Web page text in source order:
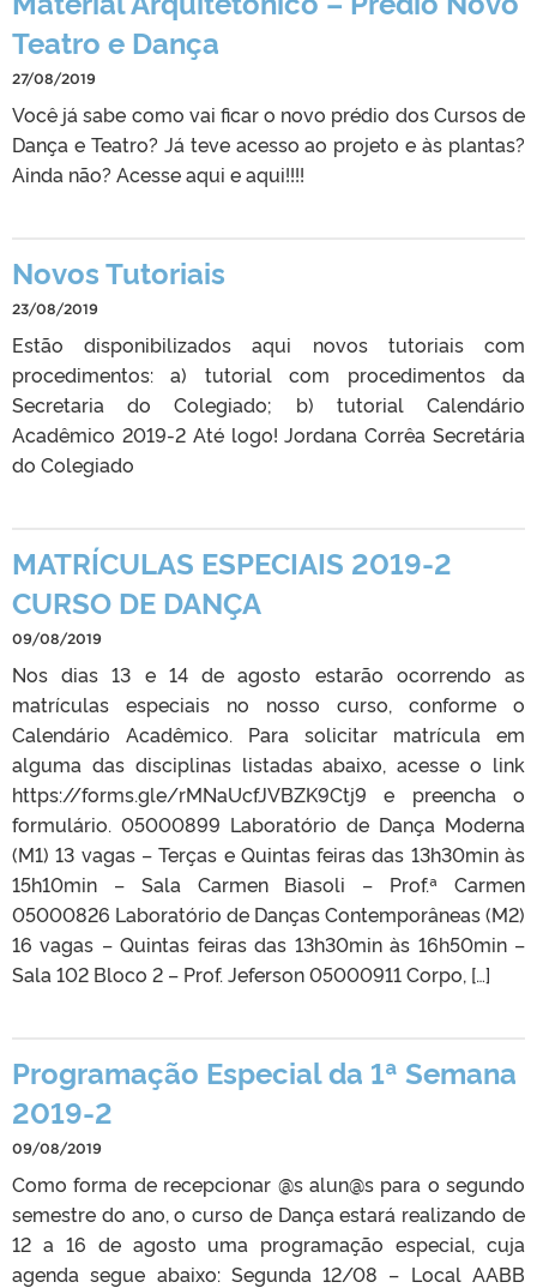
Teatro e Dança
27/08/2019
Você já sabe como vai ficar o novo prédio dos Cursos de
Dança e Teatro? Já teve acesso ao projeto e às plantas?
Ainda não? Acesse aqui e aqui!!!!
Novos Tutoriais
23/08/2019
Estão disponibilizados aqui novos tutoriais com
procedimentos: a) tutorial com procedimentos da
Secretaria do Colegiado; b) tutorial Calendário
Acadêmico 2019-2 Até logo! Jordana Corrêa Secretária
do Colegiado
MATRÍCULAS ESPECIAIS 2019-2
CURSO DE DANÇA
09/08/2019
Nos dias 13 e 14 de agosto estarão ocorrendo as
matrículas especiais no nosso curso, conforme o
Calendário Acadêmico. Para solicitar matrícula em
alguma das disciplinas listadas abaixo, acesse o link
https://forms.gle/rMNaUcfJVBZK9Ctj9 e preencha o
formulário. 05000899 Laboratório de Dança Moderna
(M1) 13 vagas – Terças e Quintas feiras das 13h30min às
15h10min – Sala Carmen Biasoli – Prof.ª Carmen
05000826 Laboratório de Danças Contemporâneas (M2)
16 vagas – Quintas feiras das 13h30min às 16h50min –
Sala 102 Bloco 2 – Prof. Jeferson 05000911 Corpo, […]
Programação Especial da 1ª Semana
2019-2
09/08/2019
Como forma de recepcionar @s alun@s para o segundo
semestre do ano, o curso de Dança estará realizando de
12 a 16 de agosto uma programação especial, cuja
agenda segue abaixo: Segunda 12/08 – Local AABB